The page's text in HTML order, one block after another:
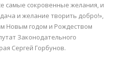
самые сокровенные желания, и
и желание творить добро!»,
Новым годом и Рождеством
Законодательного
Сергей Горбунов.